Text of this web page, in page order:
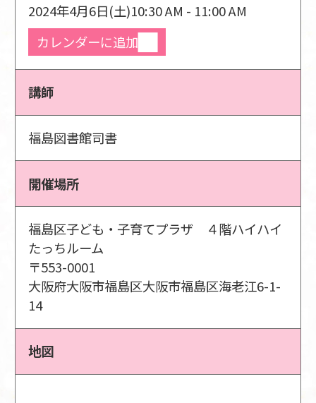
2024年4月6日(土)10:30 AM - 11:00 AM
カレンダーに追加
講師
福島図書館司書
開催場所
福島区子ども・子育てプラザ ４階ハイハイ
たっちルーム
〒553-0001
大阪府大阪市福島区大阪市福島区海老江6-1-
14
地図